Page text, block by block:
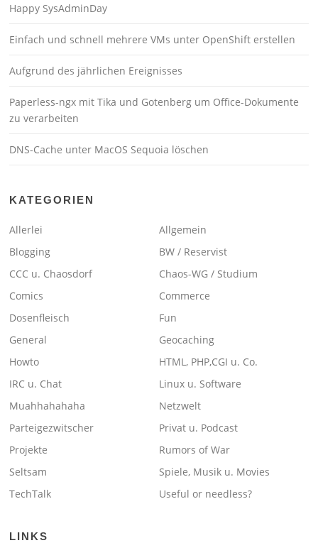
Happy SysAdminDay
Einfach und schnell mehrere VMs unter OpenShift erstellen
Aufgrund des jährlichen Ereignisses
Paperless-ngx mit Tika und Gotenberg um Office-Dokumente
zu verarbeiten
DNS-Cache unter MacOS Sequoia löschen
KATEGORIEN
Allerlei
Allgemein
Blogging
BW / Reservist
CCC u. Chaosdorf
Chaos-WG / Studium
Comics
Commerce
Dosenfleisch
Fun
General
Geocaching
Howto
HTML, PHP,CGI u. Co.
IRC u. Chat
Linux u. Software
Muahhahahaha
Netzwelt
Parteigezwitscher
Privat u. Podcast
Projekte
Rumors of War
Seltsam
Spiele, Musik u. Movies
TechTalk
Useful or needless?
LINKS